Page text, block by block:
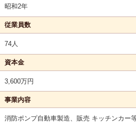
昭和2年
従業員数
74人
資本金
3,600万円
事業内容
消防ポンプ自動車製造、販売 キッチンカー